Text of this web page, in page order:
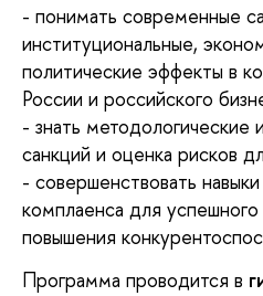
- понимать современные
институциональные,
политические эффекты в
России и российского
- знать методологические
санкций и оценка рисков
- совершенствовать
комплаенса для успешного
повышения
Программа проводится в